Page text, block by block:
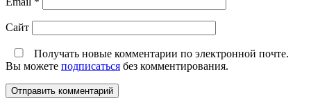
Сайт
Получать новые комментарии по электронной почте.
Вы можете подписаться без комментирования.